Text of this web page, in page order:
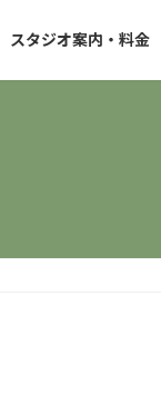
スタジオ案内・料金